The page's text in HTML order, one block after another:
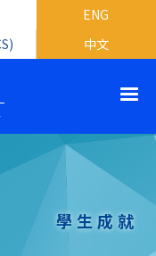
ENG
中文
學生成就